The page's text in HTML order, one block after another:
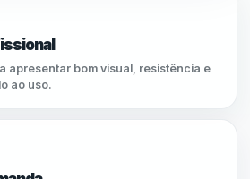
apresentar bom visual, resistência e
ao uso.